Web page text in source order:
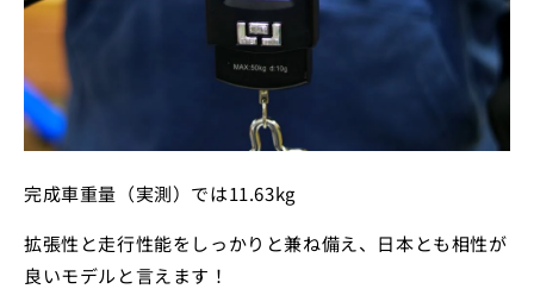
完成車重量（実測）では11.63kg
拡張性と走行性能をしっかりと兼ね備え、日本とも相性が
良いモデルと言えます！